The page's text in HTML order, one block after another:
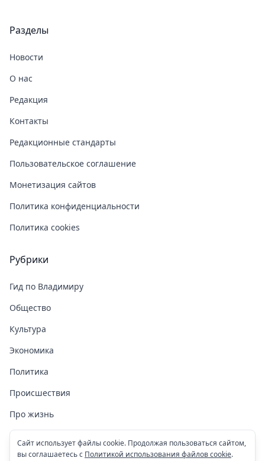
Разделы
Новости
О нас
Редакция
Контакты
Редакционные стандарты
Пользовательское соглашение
Монетизация сайтов
Политика конфиденциальности
Политика cookies
Рубрики
Гид по Владимиру
Общество
Культура
Экономика
Политика
Происшествия
Про жизнь
Здоровье
COVID-19
Сайт использует файлы cookie. Продолжая пользоваться сайтом,
вы соглашаетесь с Политикой использования файлов cookie.